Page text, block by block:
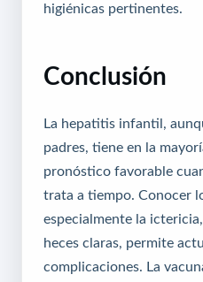
higiénicas pertinentes.
Conclusión
La hepatitis infantil,
padres, tiene en la
pronóstico favorable
trata a tiempo. Conocer
especialmente la
heces claras, permite
complicaciones. La